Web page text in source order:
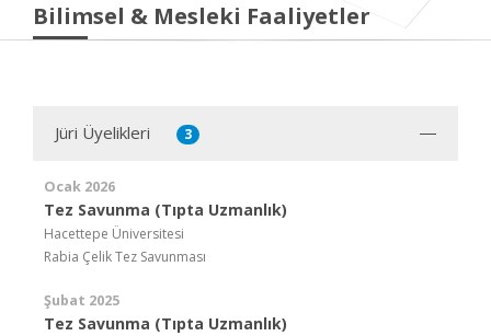
Bilimsel & Mesleki Faaliyetler
Jüri Üyelikleri 3
Ocak 2026
Tez Savunma (Tıpta Uzmanlık)
Hacettepe Üniversitesi
Rabia Çelik Tez Savunması
Şubat 2025
Tez Savunma (Tıpta Uzmanlık)